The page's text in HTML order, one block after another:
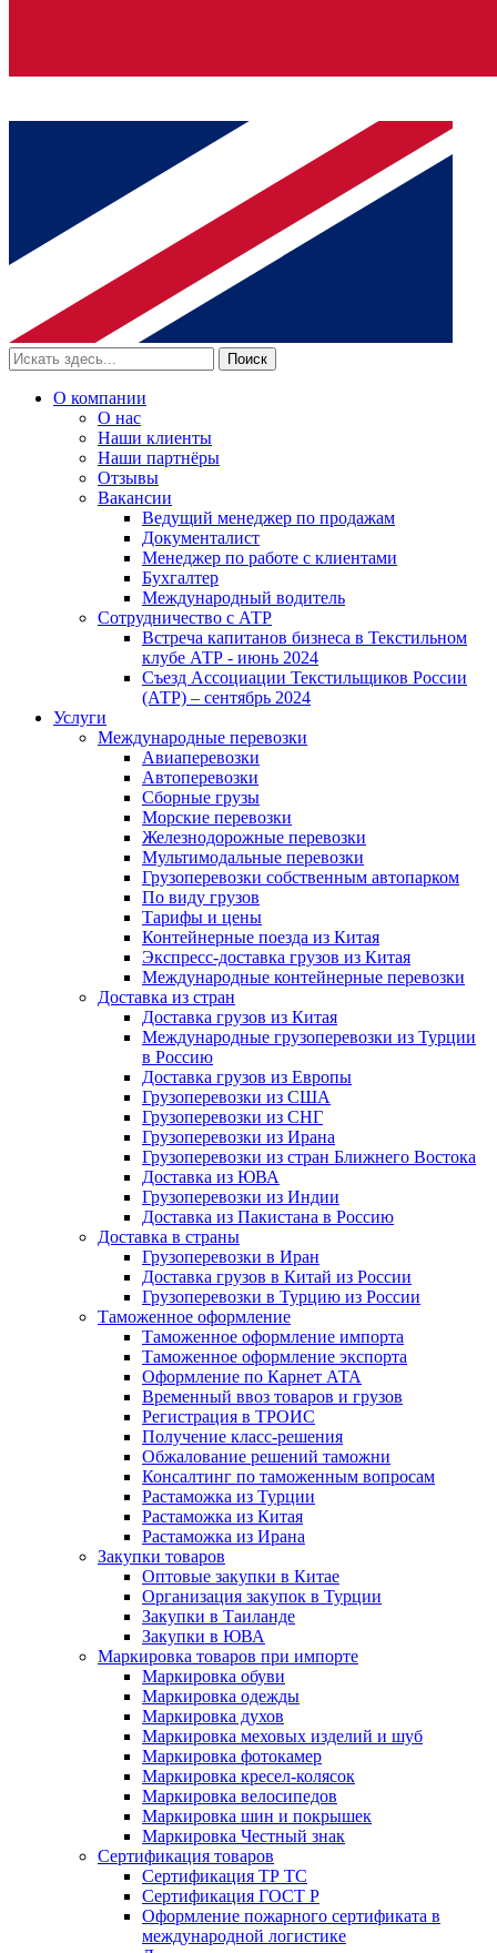
Поиск
О компании
О нас
Наши клиенты
Наши партнёры
Отзывы
Вакансии
Ведущий менеджер по продажам
Документалист
Менеджер по работе с клиентами
Бухгалтер
Международный водитель
Сотрудничество с АТР
Встреча капитанов бизнеса в Текстильном
клубе АТР - июнь 2024
Съезд Ассоциации Текстильщиков России
(АТР) – сентябрь 2024
Услуги
Международные перевозки
Авиаперевозки
Автоперевозки
Сборные грузы
Морские перевозки
Железнодорожные перевозки
Мультимодальные перевозки
Грузоперевозки собственным автопарком
По виду грузов
Тарифы и цены
Контейнерные поезда из Китая
Экспресс-доставка грузов из Китая
Международные контейнерные перевозки
Доставка из стран
Доставка грузов из Китая
Международные грузоперевозки из Турции
в Россию
Доставка грузов из Европы
Грузоперевозки из США
Грузоперевозки из СНГ
Грузоперевозки из Ирана
Грузоперевозки из стран Ближнего Востока
Доставка из ЮВА
Грузоперевозки из Индии
Доставка из Пакистана в Россию
Доставка в страны
Грузоперевозки в Иран
Доставка грузов в Китай из России
Грузоперевозки в Турцию из России
Таможенное оформление
Таможенное оформление импорта
Таможенное оформление экспорта
Оформление по Карнет АТА
Временный ввоз товаров и грузов
Регистрация в ТРОИС
Получение класс-решения
Обжалование решений таможни
Консалтинг по таможенным вопросам
Растаможка из Турции
Растаможка из Китая
Растаможка из Ирана
Закупки товаров
Оптовые закупки в Китае
Организация закупок в Турции
Закупки в Таиланде
Закупки в ЮВА
Маркировка товаров при импорте
Маркировка обуви
Маркировка одежды
Маркировка духов
Маркировка меховых изделий и шуб
Маркировка фотокамер
Маркировка кресел-колясок
Маркировка велосипедов
Маркировка шин и покрышек
Маркировка Честный знак
Сертификация товаров
Сертификация ТР ТС
Сертификация ГОСТ Р
Оформление пожарного сертификата в
международной логистике